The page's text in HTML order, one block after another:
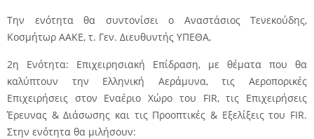
Την ενότητα θα συντονίσει ο Αναστάσιος Τενεκούδης,
Κοσμήτωρ ΑΑΚΕ, τ. Γεν. Διευθυντής ΥΠΕΘΑ,
2η Ενότητα: Επιχειρησιακή Επίδραση, με θέματα που θα
καλύπτουν την Ελληνική Αεράμυνα, τις Αεροπορικές
Επιχειρήσεις στον Εναέριο Χώρο του FIR, τις Επιχειρήσεις
Έρευνας & Διάσωσης και τις Προοπτικές & Εξελίξεις του FIR.
Στην ενότητα θα μιλήσουν: